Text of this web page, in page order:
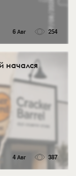
6 Авг 254
начался
4 Авг 387